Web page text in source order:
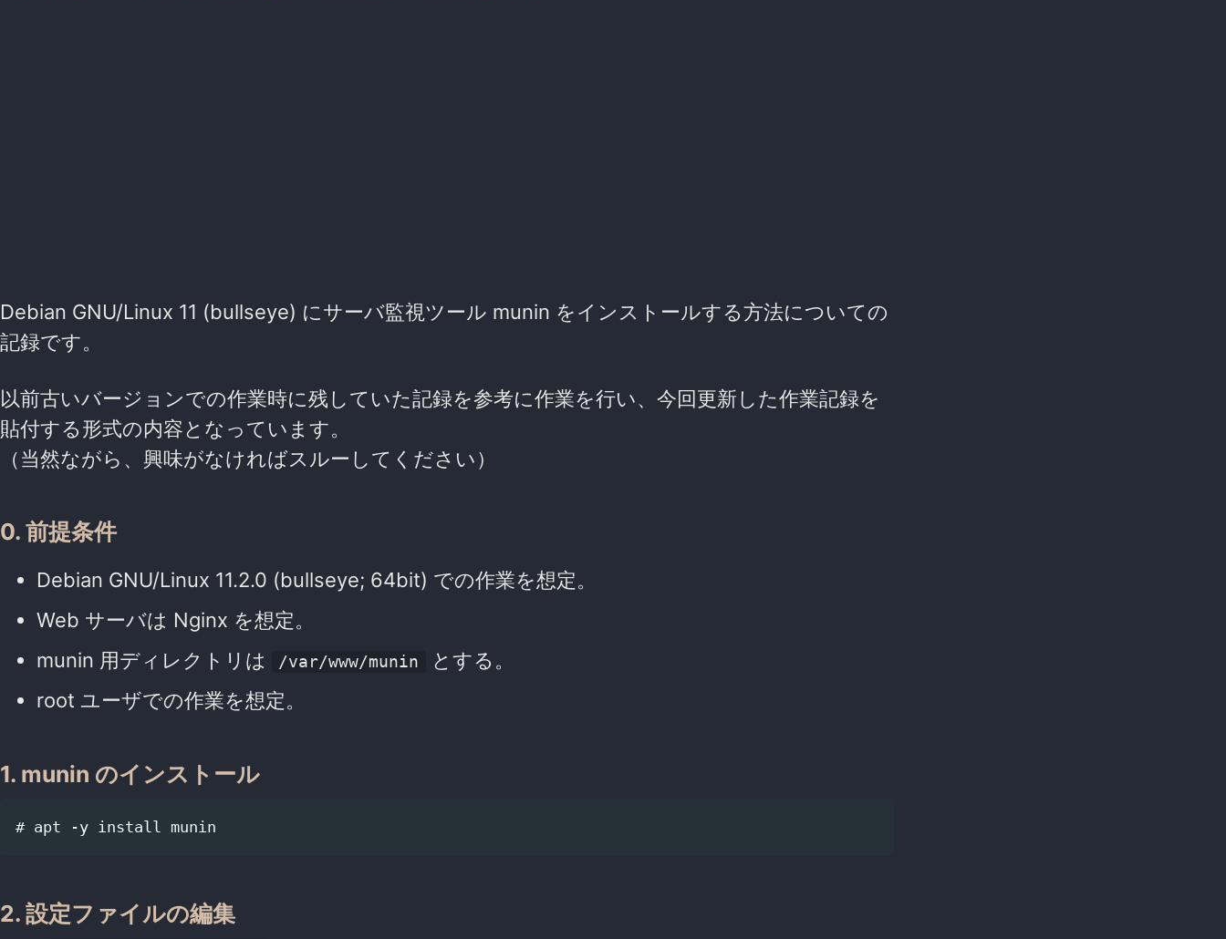
Debian GNU/Linux 11 (bullseye) にサーバ監視ツール munin をインストールする方法についての
記録です。
以前古いバージョンでの作業時に残していた記録を参考に作業を行い、今回更新した作業記録を
貼付する形式の内容となっています。
（当然ながら、興味がなければスルーしてください）
0. 前提条件
Debian GNU/Linux 11.2.0 (bullseye; 64bit) での作業を想定。
Web サーバは Nginx を想定。
munin 用ディレクトリは
/var/www/munin
とする。
root ユーザでの作業を想定。
1. munin のインストール
2. 設定ファイルの編集